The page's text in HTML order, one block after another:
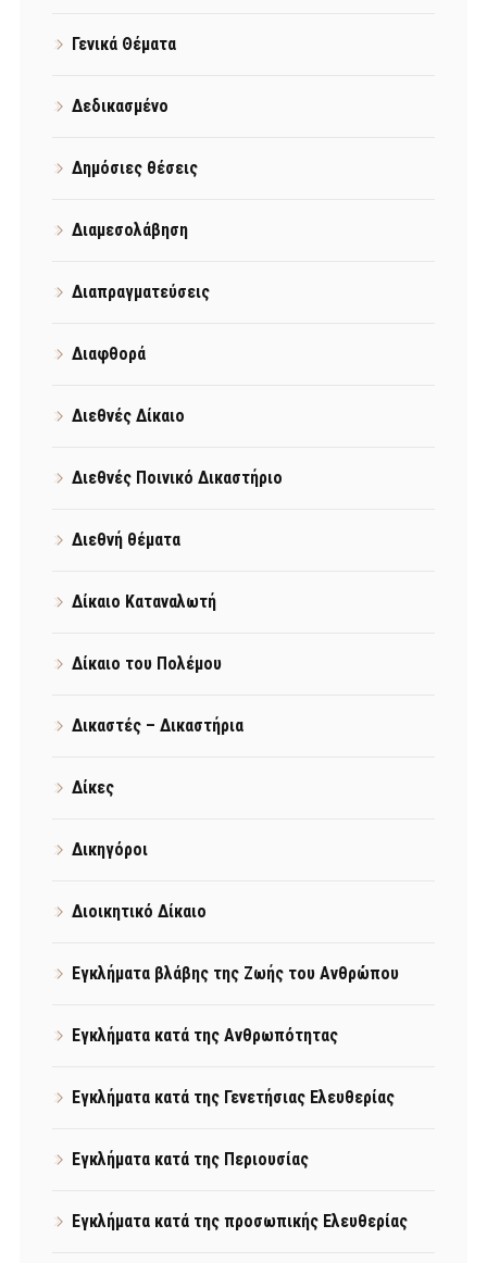
Γενικά Θέματα
Δεδικασμένο
Δημόσιες θέσεις
Διαμεσολάβηση
Διαπραγματεύσεις
Διαφθορά
Διεθνές Δίκαιο
Διεθνές Ποινικό Δικαστήριο
Διεθνή θέματα
Δίκαιο Καταναλωτή
Δίκαιο του Πολέμου
Δικαστές – Δικαστήρια
Δίκες
Δικηγόροι
Διοικητικό Δίκαιο
Εγκλήματα βλάβης της Ζωής του Ανθρώπου
Εγκλήματα κατά της Ανθρωπότητας
Εγκλήματα κατά της Γενετήσιας Ελευθερίας
Εγκλήματα κατά της Περιουσίας
Εγκλήματα κατά της προσωπικής Ελευθερίας